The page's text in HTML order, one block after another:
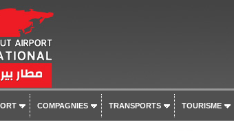
COMPAGNIES TRANSPORTS TOURISME